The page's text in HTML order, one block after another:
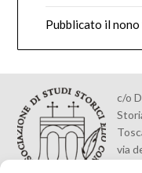
Pubblicato il nono
c/o
via